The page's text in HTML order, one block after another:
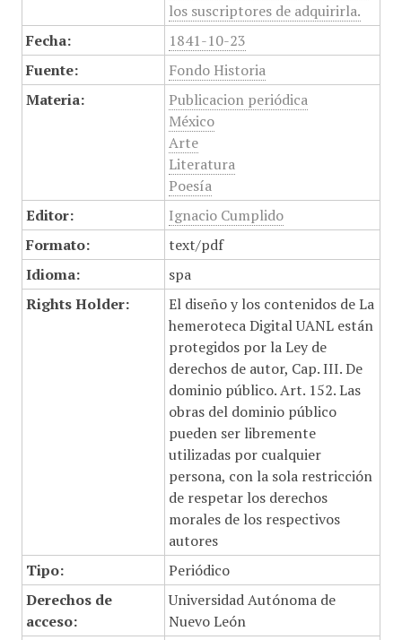
los suscriptores de adquirirla.
Fecha:
1841-10-23
Fuente:
Fondo Historia
Materia:
Publicacion periódica
México
Arte
Literatura
Poesía
Editor:
Ignacio Cumplido
Formato:
text/pdf
Idioma:
spa
Rights Holder:
El diseño y los contenidos de La
hemeroteca Digital UANL están
protegidos por la Ley de
derechos de autor, Cap. III. De
dominio público. Art. 152. Las
obras del dominio público
pueden ser libremente
utilizadas por cualquier
persona, con la sola restricción
de respetar los derechos
morales de los respectivos
autores
Tipo:
Periódico
Derechos de
acceso:
Universidad Autónoma de
Nuevo León